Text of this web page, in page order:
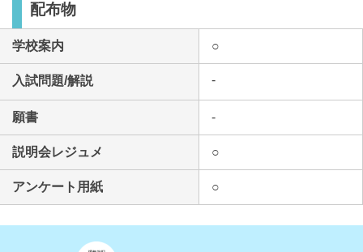
配布物
学校案内 ○
入試問題/解説 -
願書 -
説明会レジュメ ○
アンケート用紙 ○